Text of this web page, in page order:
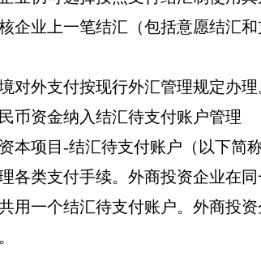
企业上一笔结汇（包括意愿结汇
对外支付按现行外汇管理规定办理
币资金纳入结汇待支付账户管理
本项目 -结汇待支付账户（以下简
各类支付手续。外商投资企业在
用一个结汇待支付账户。外商投